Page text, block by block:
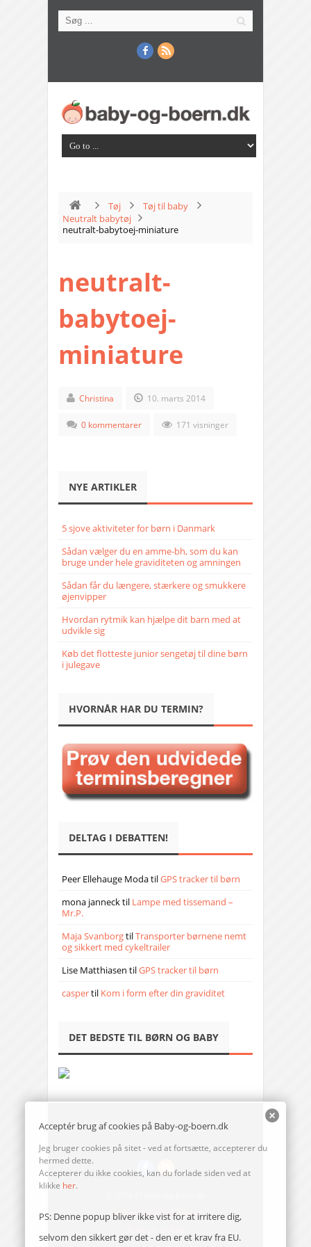
Tøj
Tøj til baby
Neutralt babytøj
neutralt-babytoej-miniature
neutralt-
babytoej-
miniature
Christina 10. marts 2014
0 kommentarer 171 visninger
NYE ARTIKLER
5 sjove aktiviteter for børn i Danmark
Sådan vælger du en amme-bh, som du kan
bruge under hele graviditeten og amningen
Sådan får du længere, stærkere og smukkere
øjenvipper
Hvordan rytmik kan hjælpe dit barn med at
udvikle sig
Køb det flotteste junior sengetøj til dine børn
i julegave
HVORNÅR HAR DU TERMIN?
DELTAG I DEBATTEN!
Peer Ellehauge ModatilGPS tracker til børn
mona jannecktil Lampe med tissemand –
Mr.P.
Maja SvanborgtilTransporter børnene nemt
og sikkert med cykeltrailer
Lise Matthiasen tilGPS tracker til børn
caspertil Kom i form efter din graviditet
DET BEDSTE TIL BØRN OG BABY
Send en mail til redaktionen
Acceptér brug af cookies på Baby-og-boern.dk
Jeg bruger cookies på sitet - ved at fortsætte, accepterer du
hermed dette.
Accepterer du ikke cookies, kan du forlade siden ved at
klikke her.
PS: Denne popup bliver ikke vist for at irritere dig,
selvom den sikkert gør det - den er et krav fra EU.